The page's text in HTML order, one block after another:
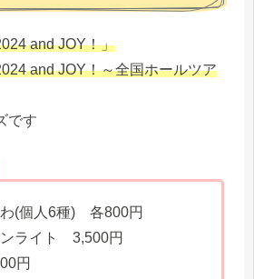
and JOY！」
and JOY！～全国ホールツア
です
わ(個人6種) 各800円
ンライト 3,500円
円